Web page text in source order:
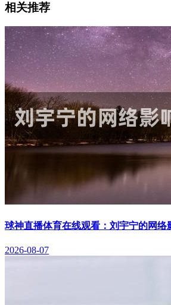
相关推荐
球神直播体育在线观看：刘宇宁的网
2026-08-07